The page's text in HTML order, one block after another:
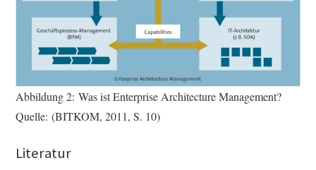
Abbildung 2: Was ist Enterprise Architecture Management?
Quelle: (BITKOM, 2011, S. 10)
Literatur